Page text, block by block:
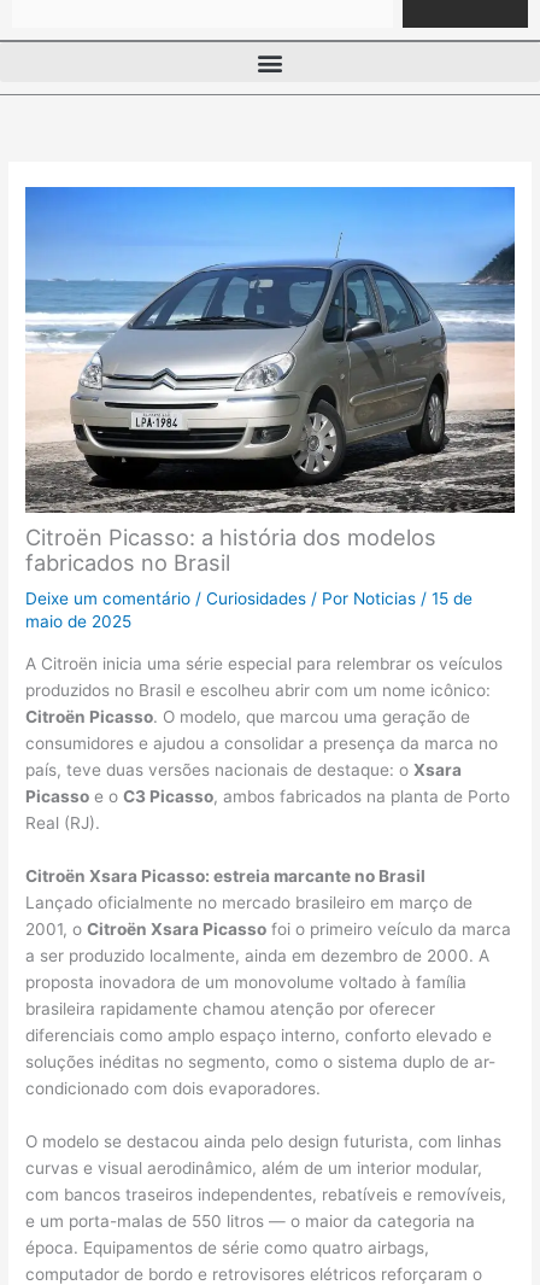
Citroën Picasso: a história dos modelos
fabricados no Brasil
Deixe um comentário /Curiosidades / Por Noticias /15 de
maio de 2025
A Citroën inicia uma série especial para relembrar os veículos
produzidos no Brasil e escolheu abrir com um nome icônico:
Citroën Picasso. O modelo, que marcou uma geração de
consumidores e ajudou a consolidar a presença da marca no
país, teve duas versões nacionais de destaque: oXsara
Picasso e oC3 Picasso, ambos fabricados na planta de Porto
Real (RJ).
Citroën Xsara Picasso: estreia marcante no Brasil
Lançado oficialmente no mercado brasileiro em março de
2001, oCitroën Xsara Picasso foi o primeiro veículo da marca
a ser produzido localmente, ainda em dezembro de 2000. A
proposta inovadora de um monovolume voltado à família
brasileira rapidamente chamou atenção por oferecer
diferenciais como amplo espaço interno, conforto elevado e
soluções inéditas no segmento, como o sistema duplo de ar-
condicionado com dois evaporadores.
O modelo se destacou ainda pelo design futurista, com linhas
curvas e visual aerodinâmico, além de um interior modular,
com bancos traseiros independentes, rebatíveis e removíveis,
e um porta-malas de 550 litros — o maior da categoria na
época. Equipamentos de série como quatro airbags,
computador de bordo e retrovisores elétricos reforçaram o